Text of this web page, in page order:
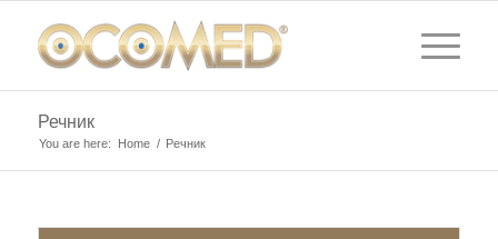
Речник
You are here: Home / Речник